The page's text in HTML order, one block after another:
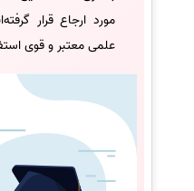
مورد ارجاع قرار
علمی معتبر و قوی